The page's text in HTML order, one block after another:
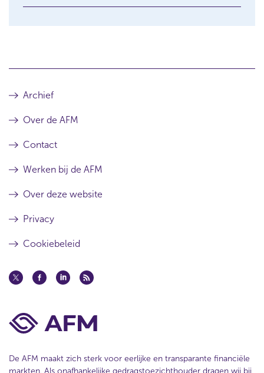
Archief
Over de AFM
Contact
Werken bij de AFM
Over deze website
Privacy
Cookiebeleid
De AFM maakt zich sterk voor eerlijke en transparante financiële
markten. Als onafhankelijke gedragstoezichthouder dragen wij bij